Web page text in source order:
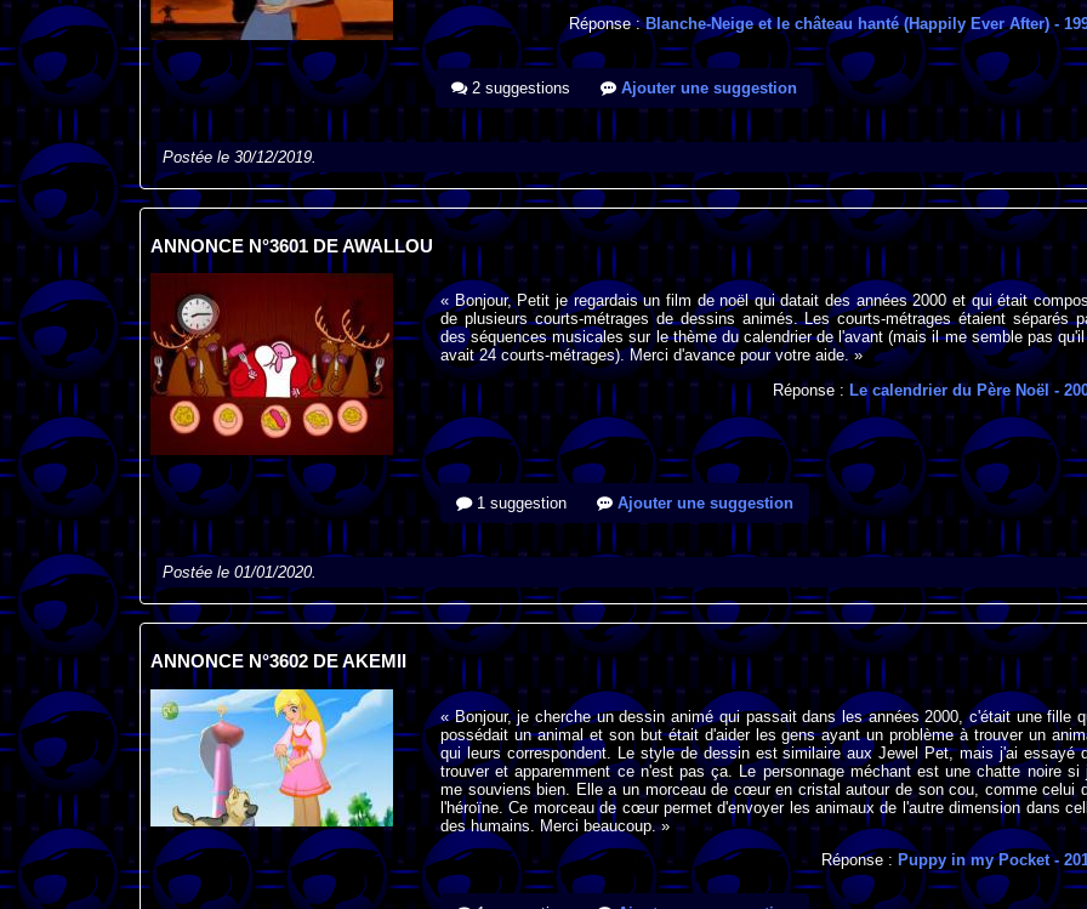
Réponse :Blanche-Neige et le château hanté (Happily Ever After)-
2 suggestions Ajouter une suggestion
Postée le 30/12/2019.
ANNONCE N°3601 DE AWALLOU
« Bonjour, Petit je regardais un film de noël qui datait des années 2000 et qui était
de plusieurs courts-métrages de dessins animés. Les courts-métrages étaient séparés
des séquences musicales sur le thème du calendrier de l'avant (mais il me semble pas
avait 24 courts-métrages). Merci d'avance pour votre aide. »
Réponse :Le calendrier du Père Noël-
1 suggestion Ajouter une suggestion
Postée le 01/01/2020.
ANNONCE N°3602 DE AKEMII
« Bonjour, je cherche un dessin animé qui passait dans les années 2000, c'était une fille
possédait un animal et son but était d'aider les gens ayant un problème à trouver un
qui leurs correspondent. Le style de dessin est similaire aux Jewel Pet, mais j'ai essayé
trouver et apparemment ce n'est pas ça. Le personnage méchant est une chatte noire si
me souviens bien. Elle a un morceau de cœur en cristal autour de son cou, comme celui
l'héroïne. Ce morceau de cœur permet d'envoyer les animaux de l'autre dimension dans
des humains. Merci beaucoup. »
Réponse : Puppy in my Pocket-